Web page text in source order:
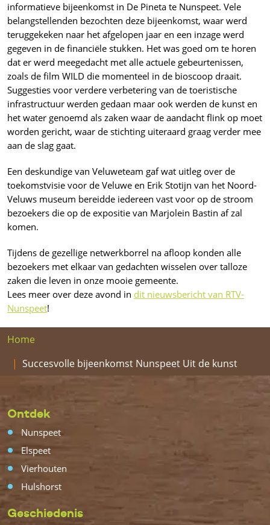
informatieve bijeenkomst in De Pineta te Nunspeet. Vele
belangstellenden bezochten deze bijeenkomst, waar werd
teruggekeken naar het afgelopen jaar en een inzage werd
gegeven in de financiële stukken. Het was goed om te horen
dat er werd meegedacht met alle actuele gebeurtenissen,
zoals de film WILD die momenteel in de bioscoop draait.
Suggesties voor verdere verbetering van de toeristische
infrastructuur werden gedaan maar ook werden de kunst en
het water genoemd als zaken waar de aandacht flink op moet
worden gericht, waar de stichting uiteraard graag verder mee
aan de slag gaat.
Een deskundige van Veluweteam gaf wat uitleg over de
toekomstvisie voor de Veluwe en Erik Stotijn van het Noord-
Veluws museum bereidde iedereen vast voor op de stroom
bezoekers die op de expositie van Marjolein Bastin af zal
komen.
Tijdens de gezellige netwerkborrel na afloop konden alle
bezoekers met elkaar van gedachten wisselen over talloze
zaken die leven in onze mooie gemeente.
Lees meer over deze avond in dit nieuwsbericht van RTV-
Nunspeet!
Home
Succesvolle bijeenkomst Nunspeet Uit de kunst
Ontdek
Nunspeet
Elspeet
Vierhouten
Hulshorst
Geschiedenis